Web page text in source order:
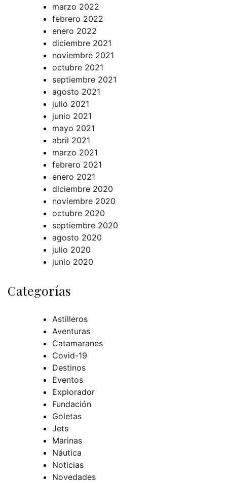
marzo 2022
febrero 2022
enero 2022
diciembre 2021
noviembre 2021
octubre 2021
septiembre 2021
agosto 2021
julio 2021
junio 2021
mayo 2021
abril 2021
marzo 2021
febrero 2021
enero 2021
diciembre 2020
noviembre 2020
octubre 2020
septiembre 2020
agosto 2020
julio 2020
junio 2020
Categorías
Astilleros
Aventuras
Catamaranes
Covid-19
Destinos
Eventos
Explorador
Fundación
Goletas
Jets
Marinas
Náutica
Noticias
Novedades